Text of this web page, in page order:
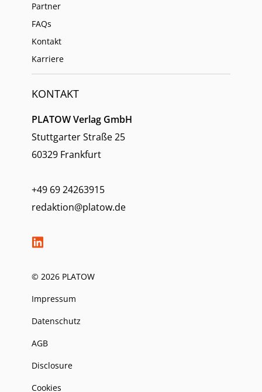
Partner
FAQs
Kontakt
Karriere
KONTAKT
PLATOW Verlag GmbH
Stuttgarter Straße 25
60329 Frankfurt
+49 69 24263915
redaktion@platow.de
© 2026 PLATOW
Impressum
Datenschutz
AGB
Disclosure
Cookies